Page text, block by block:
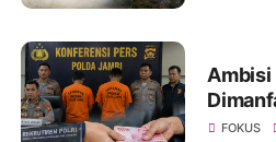
Ambisi
FOKUS